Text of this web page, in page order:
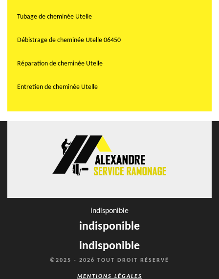
Tubage de cheminée Utelle
Débistrage de cheminée Utelle 06450
Réparation de cheminée Utelle
Entretien de cheminée Utelle
indisponible
indisponible
indisponible
©2025 - 2026 TOUT DROIT RÉSERVÉ
MENTIONS LÉGALES